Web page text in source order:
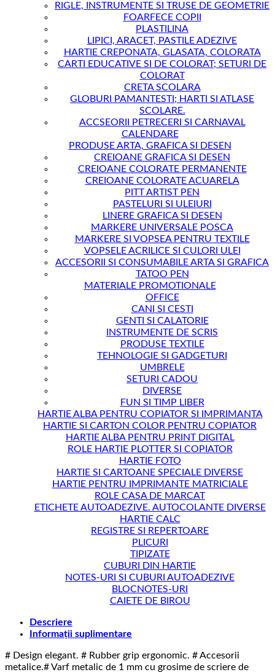
RIGLE, INSTRUMENTE SI TRUSE DE GEOMETRIE
FOARFECE COPII
PLASTILINA
LIPICI, ARACET, PASTILE ADEZIVE
HARTIE CREPONATA, GLASATA, COLORATA
CARTI EDUCATIVE SI DE COLORAT; SETURI DE
COLORAT
CRETA SCOLARA
GLOBURI PAMANTESTI; HARTI SI ATLASE
SCOLARE.
ACCSEORII PETRECERI SI CARNAVAL
CALENDARE
PRODUSE ARTA, GRAFICA SI DESEN
CREIOANE GRAFICA SI DESEN
CREIOANE COLORATE PERMANENTE
CREIOANE COLORATE ACUARELA
PITT ARTIST PEN
PASTELURI SI ULEIURI
LINERE GRAFICA SI DESEN
MARKERE UNIVERSALE POSCA
MARKERE SI VOPSEA PENTRU TEXTILE
VOPSELE ACRILICE SI CULORI ULEI
ACCESORII SI CONSUMABILE ARTA SI GRAFICA
TATOO PEN
MATERIALE PROMOTIONALE
OFFICE
CANI SI CESTI
GENTI SI CALATORIE
INSTRUMENTE DE SCRIS
PRODUSE TEXTILE
TEHNOLOGIE SI GADGETURI
UMBRELE
SETURI CADOU
DIVERSE
FUN SI TIMP LIBER
HARTIE ALBA PENTRU COPIATOR SI IMPRIMANTA
HARTIE SI CARTON COLOR PENTRU COPIATOR
HARTIE ALBA PENTRU PRINT DIGITAL
ROLE HARTIE PLOTTER SI COPIATOR
HARTIE FOTO
HARTIE SI CARTOANE SPECIALE DIVERSE
HARTIE PENTRU IMPRIMANTE MATRICIALE
ROLE CASA DE MARCAT
ETICHETE AUTOADEZIVE. AUTOCOLANTE DIVERSE
HARTIE CALC
REGISTRE SI REPERTOARE
PLICURI
TIPIZATE
CUBURI DIN HARTIE
NOTES-URI SI CUBURI AUTOADEZIVE
BLOCNOTES-URI
CAIETE DE BIROU
Descriere
Informații suplimentare
# Design elegant. # Rubber grip ergonomic. # Accesorii
metalice.# Varf metalic de 1 mm cu grosime de scriere de